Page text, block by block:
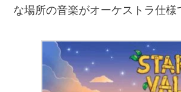
な場所の音楽がオーケストラ仕様